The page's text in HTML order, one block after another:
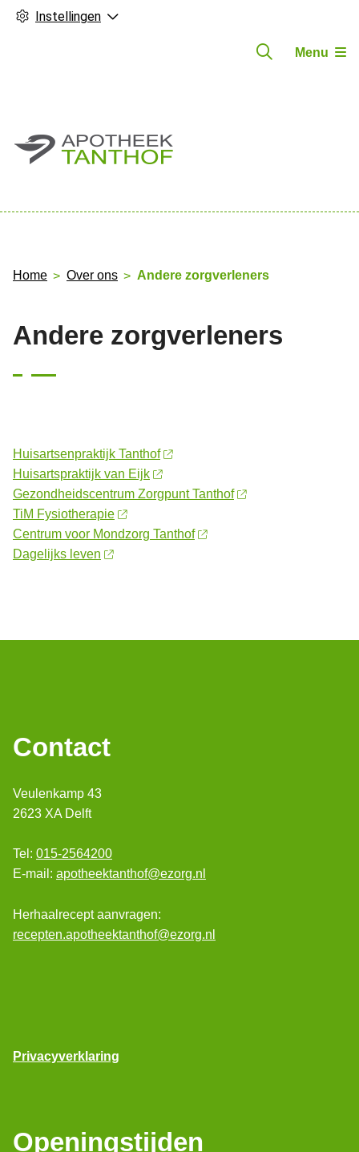
Instellingen
Menu
Home Over ons Andere zorgverleners
Andere zorgverleners
Huisartsenpraktijk Tanthof
Huisartspraktijk van Eijk
Gezondheidscentrum Zorgpunt Tanthof
TiM Fysiotherapie
Centrum voor Mondzorg Tanthof
Dagelijks leven
Contact
Veulenkamp 43
2623 XA Delft
Tel: 015-2564200
E-mail: apotheektanthof@ezorg.nl
Herhaalrecept aanvragen:
recepten.apotheektanthof@ezorg.nl
Privacyverklaring
Openingstijden